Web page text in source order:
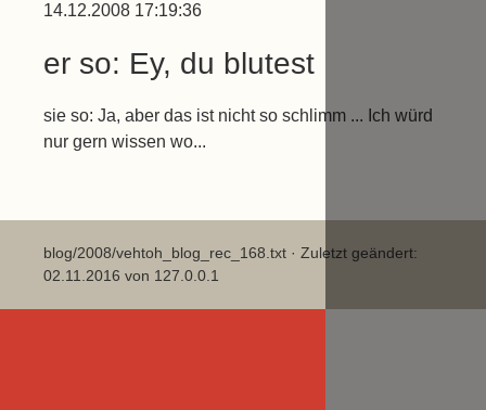
14.12.2008 17:19:36
er so: Ey, du blutest
sie so: Ja, aber das ist nicht so schlimm ... Ich würd
nur gern wissen wo...
blog/2008/vehtoh_blog_rec_168.txt · Zuletzt geändert:
02.11.2016 von 127.0.0.1